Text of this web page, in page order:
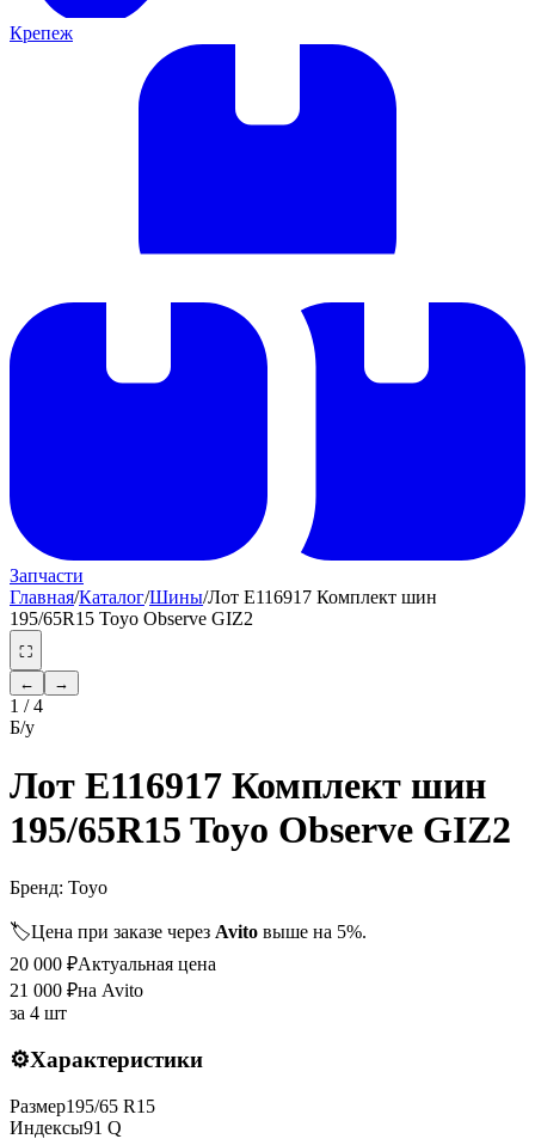
Крепеж
Запчасти
Главная/Каталог/Шины/Лот E116917 Комплект шин
195/65R15 Toyo Observe GIZ2
⛶
←
→
1 /4
Б/у
Лот E116917 Комплект шин
195/65R15 Toyo Observe GIZ2
Бренд: Toyo
🏷️Цена при заказе через Avito выше на 5%.
20 000 ₽Актуальная цена
21 000 ₽на Avito
за 4 шт
⚙️Характеристики
Размер195/65 R15
Индексы91 Q